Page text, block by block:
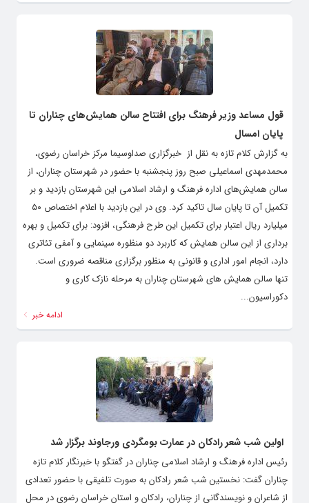
قول مساعد وزیر فرهنگ برای افتتاح سالن همایش‌های چناران تا
پایان امسال
به گزارش کلام تازه به نقل از خبرگزاری صداوسیما مرکز خراسان رضوی،
محمدمهدی اسماعیلی صبح روز پنجشنبه با حضور در شهرستان چناران، از
سالن همایش‌های اداره فرهنگ و ارشاد اسلامی این شهرستان بازدید و بر
تکمیل آن تا پایان سال تاکید کرد. وی در این بازدید با اعلام اختصاص ۵۰
میلیارد ریال اعتبار برای تکمیل این طرح فرهنگی، افزود: برای تکمیل و بهره
برداری از این سالن همایش که کاربرد دو منظوره سینمایی و آمفی تئاتری
دارد، انجام امور اداری و قانونی به منظور برگزاری مناقصه ضروری است.
تنها سالن همایش‌ های شهرستان چناران به مرحله نازک کاری و
دکوراسیون...
ادامه خبر
اولین شب شعر رادکان در عمارت بومگردی ورجاوند برگزار شد
رئیس اداره فرهنگ و ارشاد اسلامی چناران در گفتگو با خبرنگار کلام تازه
چناران گفت: نخستین شب شعر رادکان به صورت تلفیقی با حضور تعدادی
از شاعران و نویسندگانی از چناران، رادکان و استان خراسان رضوی در محل